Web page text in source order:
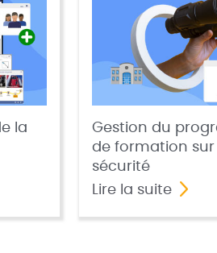
la
Gestion du
de formation sur
sécurité
Lire la suite